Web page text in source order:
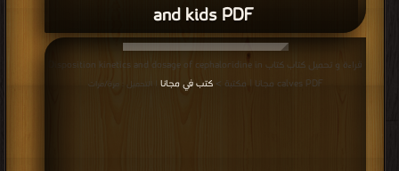
and kids PDF
قراءة و تحميل كتاب كتاب Disposition kinetics and dosage of cephaloridine in
calves PDF مجانا | مكتبة >
كتب في مجانا | التحميل : مرة/مرات